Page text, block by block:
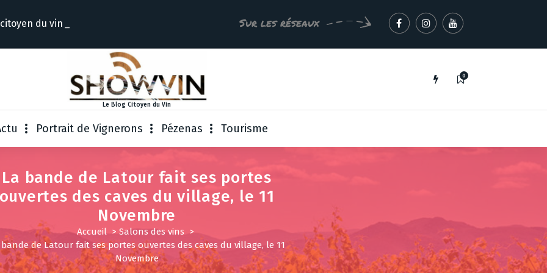
du Sur les réseaux
Le Blog Citoyen du Vin
0
Portrait de Vignerons Pézenas Tourisme
La bande de Latour fait ses portes
ouvertes des caves du village, le 11
Novembre
Accueil > Salons des vins >
bande de Latour fait ses portes ouvertes des caves du village, le 11
Novembre